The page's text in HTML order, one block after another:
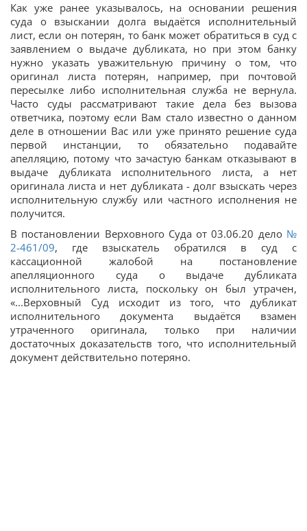
Как уже ранее указывалось, на основании решения
суда о взыскании долга выдаётся исполнительный
лист, если он потерян, то банк может обратиться в суд с
заявлением о выдаче дубликата, но при этом банку
нужно указать уважительную причину о том, что
оригинал листа потерян, например, при почтовой
пересылке либо исполнительная служба не вернула.
Часто суды рассматривают такие дела без вызова
ответчика, поэтому если Вам стало известно о данном
деле в отношении Вас или уже принято решение суда
первой инстанции, то обязательно подавайте
апелляцию, потому что зачастую банкам отказывают в
выдаче дубликата исполнительного листа, а нет
оригинала листа и нет дубликата - долг взыскать через
исполнительную службу или частного исполнения не
получится.
В постановлении Верховного Суда от 03.06.20 дело №
2-461/09, где взыскатель обратился в суд с
кассационной жалобой на постановление
апелляционного суда о выдаче дубликата
исполнительного листа, поскольку он был утрачен,
«...Верховный Суд исходит из того, что дубликат
исполнительного документа выдаётся взамен
утраченного оригинала, только при наличии
достаточных доказательств того, что исполнительный
документ действительно потеряно.